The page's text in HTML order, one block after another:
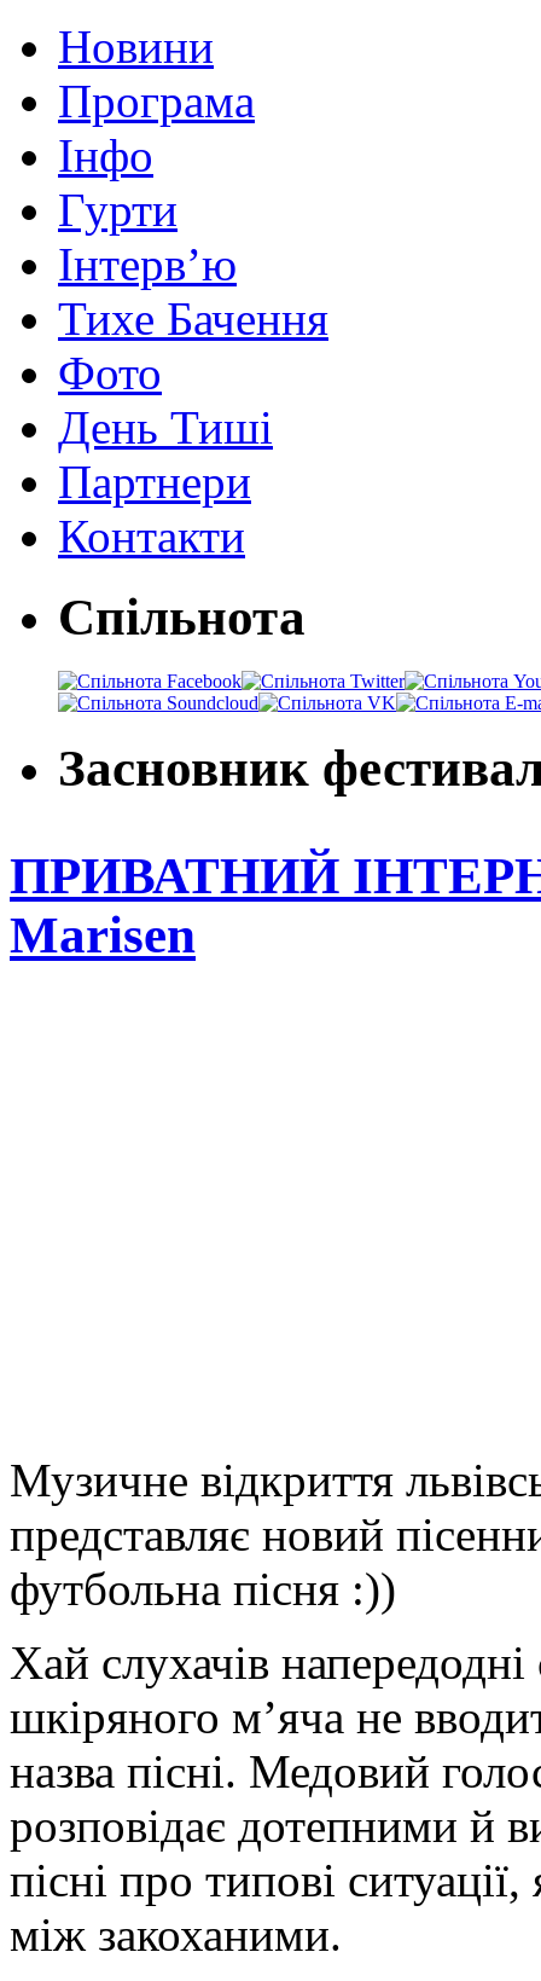
Новини
Програма
Інфо
Гурти
Інтерв’ю
Тихе Бачення
Фото
День Тиші
Партнери
Контакти
Спільнота
Засновник
ПРИВАТНИЙ
Marisen
Музичне відкриття
представляє новий
футбольна пісня :))
Хай слухачів напередодні
шкіряного м’яча не
назва пісні. Медовий
розповідає дотепними й
пісні про типові
між закоханими.